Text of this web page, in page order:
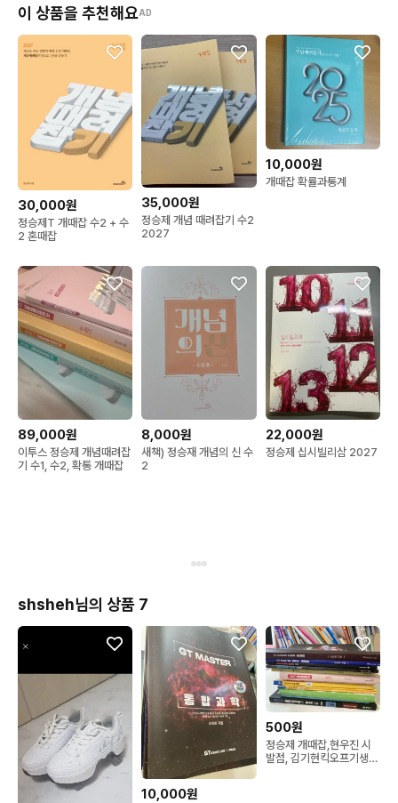
이 상품을 추천해요AD
30,000원
정승제T 개때잡 수2 + 수
2 혼때잡
35,000원
정승제 개념 때려잡기 수2
2027
10,000원
개때잡 확률과통계
89,000원
이투스 정승제 개념때려잡
기 수1, 수2, 확통 개때잡
8,000원
새책) 정승재 개념의 신 수
2
22,000원
정승제 십시빌리삼 2027
shsheh님의 상품 7
10,000원
500원
정승제 개때잡,현우진 시
발점, 김기현킥오프기생집